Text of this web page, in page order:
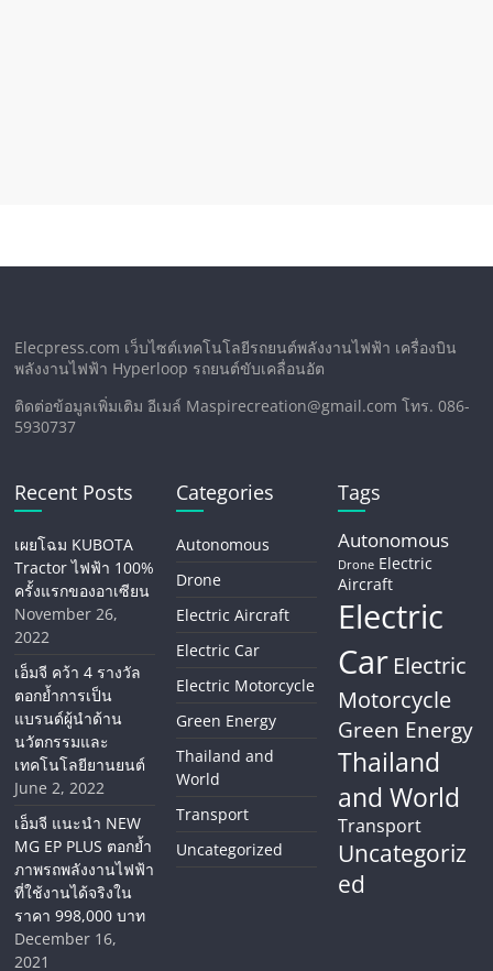
Elecpress.com เว็บไซต์เทคโนโลยีรถยนต์พลังงานไฟฟ้า เครื่องบิน
พลังงานไฟฟ้า Hyperloop รถยนต์ขับเคลื่อนอัต
ติดต่อข้อมูลเพิ่มเติม อีเมล์ Maspirecreation@gmail.com โทร. 086-
5930737
Recent Posts
เผยโฉม KUBOTA
Tractor ไฟฟ้า 100%
ครั้งแรกของอาเซียน
November 26,
2022
เอ็มจี คว้า 4 รางวัล
ตอกย้ำการเป็น
แบรนด์ผู้นำด้าน
นวัตกรรมและ
เทคโนโลยียานยนต์
June 2, 2022
เอ็มจี แนะนำ NEW
MG EP PLUS ตอกย้ำ
ภาพรถพลังงานไฟฟ้า
ที่ใช้งานได้จริงใน
ราคา 998,000 บาท
December 16,
2021
Categories
Autonomous
Drone
Electric Aircraft
Electric Car
Electric Motorcycle
Green Energy
Thailand and
World
Transport
Uncategorized
Tags
Autonomous
Drone Electric
Aircraft
Electric
Car Electric
Motorcycle
Green Energy
Thailand
and World
Transport
Uncategoriz
ed